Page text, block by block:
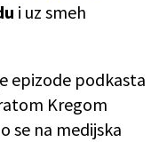
i uz smeh
epizode podkasta
Kregom
se na medijska